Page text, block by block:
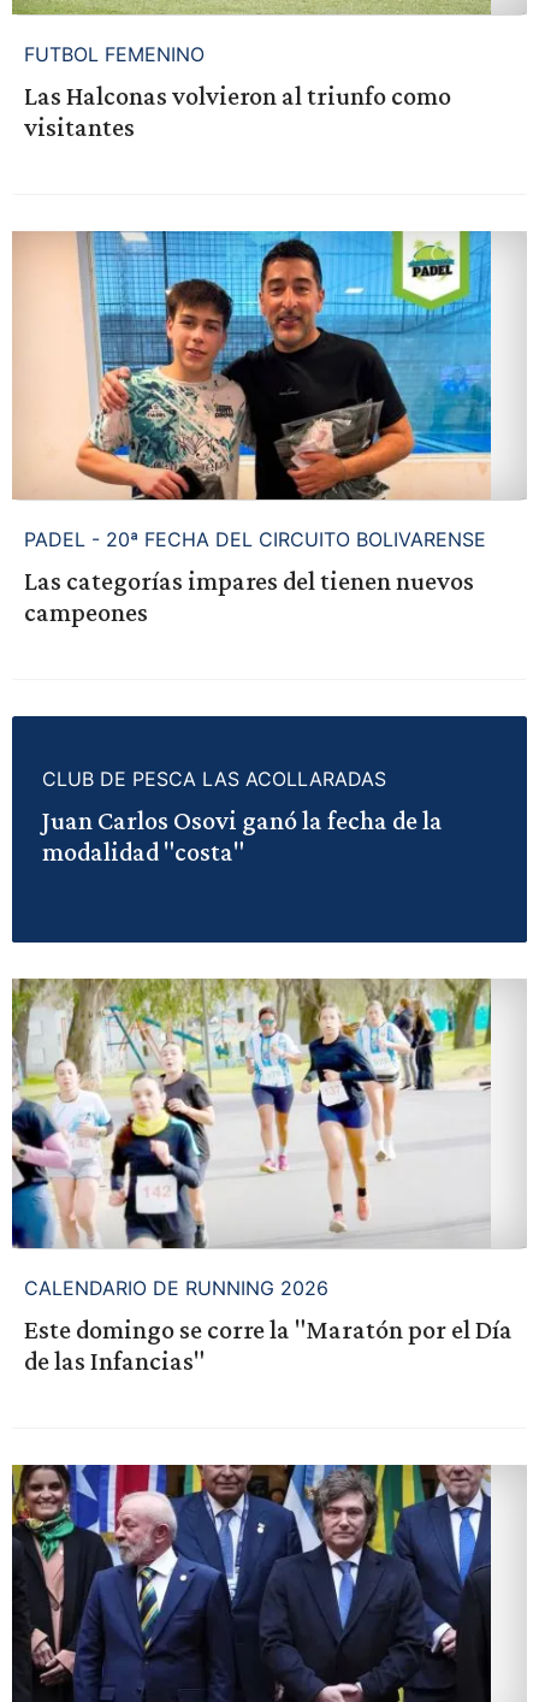
FUTBOL FEMENINO
Las Halconas volvieron al triunfo como
visitantes
PADEL - 20ª FECHA DEL CIRCUITO BOLIVARENSE
Las categorías impares del tienen nuevos
campeones
CLUB DE PESCA LAS ACOLLARADAS
Juan Carlos Osovi ganó la fecha de la
modalidad "costa"
CALENDARIO DE RUNNING 2026
Este domingo se corre la "Maratón por el Día
de las Infancias"